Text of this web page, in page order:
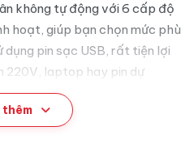
không tự động với 6 cấp độ
hoạt, giúp bạn chọn mức phù
pin sạc USB, rất tiện lợi
220V, laptop hay pin dự
theo dõi chỉ số hút nhanh
hiệu quả trong mỗi lần tập.
thêm